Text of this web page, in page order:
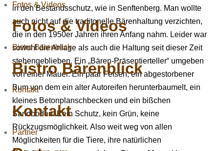
Fotos & Videos
Fotos & Videos
Bistro Bärenblick
Bistro Bärenblick
Kontakt
Kontakt
Partner
in den Bestandsschutz, wie in Senftenberg. Man wollte
auch nicht auf die traditonelle Bärenhaltung verzichten,
die in den 1950er Jahren ihren Anfang nahm. Leider war
sowohl die Anlage als auch die Haltung seit dieser Zeit
stehengeblieben. Ein „Bären-Präsentierteller“ umgeben
von einer Mauer. Ein paar Felsen, ein abgestorbener
Bum von dem ein alter Autoreifen herunterbaumelt, ein
kleines Betonplanschbecken und ein bißchen
Sandboden. Kein Schutz, kein Grün, keine
Rückzugsmöglichkeit. Also weit weg von allen
Möglichkeiten für die Tiere, ihre natürlichen